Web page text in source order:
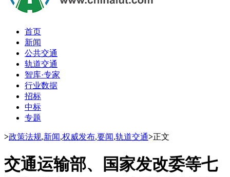
首页
新闻
公共交通
轨道交通
智库·专家
行业数据
招标
中标
专题
>政策法规,新闻,权威发布,要闻,轨道交通>正文
交通运输部、国家发改委等七